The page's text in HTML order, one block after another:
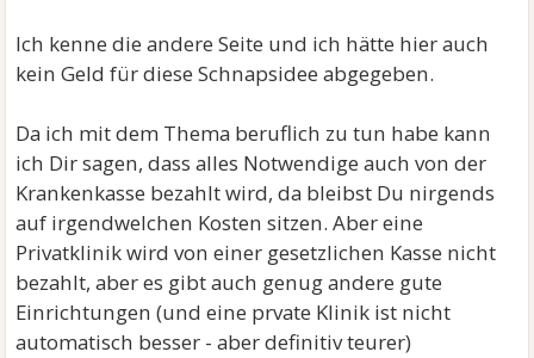
Ich kenne die andere Seite und ich hätte hier auch
kein Geld für diese Schnapsidee abgegeben.
Da ich mit dem Thema beruflich zu tun habe kann
ich Dir sagen, dass alles Notwendige auch von der
Krankenkasse bezahlt wird, da bleibst Du nirgends
auf irgendwelchen Kosten sitzen. Aber eine
Privatklinik wird von einer gesetzlichen Kasse nicht
bezahlt, aber es gibt auch genug andere gute
Einrichtungen (und eine prvate Klinik ist nicht
automatisch besser - aber definitiv teurer)